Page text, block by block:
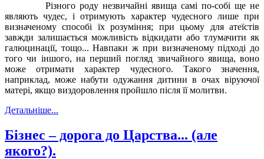
Різного роду незвичайні явища самі по-собі ще не
являють чудес, і отримують характер чудесного лише при
визначеному способі їх розуміння; при цьому для атеїстів
завжди залишається можливість відкидати або тлумачити як
галюцинації, тощо... Навпаки ж при визначеному підході до
того чи іншого, на перший погляд звичайного явища, воно
може отримати характер чудесного. Такого значення,
наприклад, може набути одужання дитини в очах віруючої
матері, якщо виздоровлення пройшло після її молитви.
Детальніше...
Бізнес – дорога до Царства... (але
якого?).